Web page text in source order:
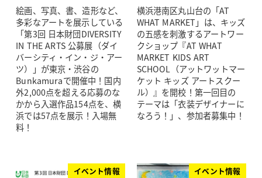
絵画、写真、書、造形など、
多彩なアートを展示している
「第3回 日本財団DIVERSITY
IN THE ARTS 公募展（ダイ
バーシティ・イン・ジ・アー
ツ）」が東京・渋谷の
Bunkamuraで開催中！国内
外2,000点を超える応募のな
かから入選作品154点を、横
浜では57点を展示！入場無
料！
横浜港南区丸山台の「AT
WHAT MARKET」は、キッズ
の五感を刺激するアートワー
クショップ『AT WHAT
MARKET KIDS ART
SCHOOL（アットワットマー
ケット キッズ アートスクー
ル）』を開校！第一回目の
テーマは「衣装デザイナーに
なろう！」、参加者募集中！
イベント情報 イベント情報